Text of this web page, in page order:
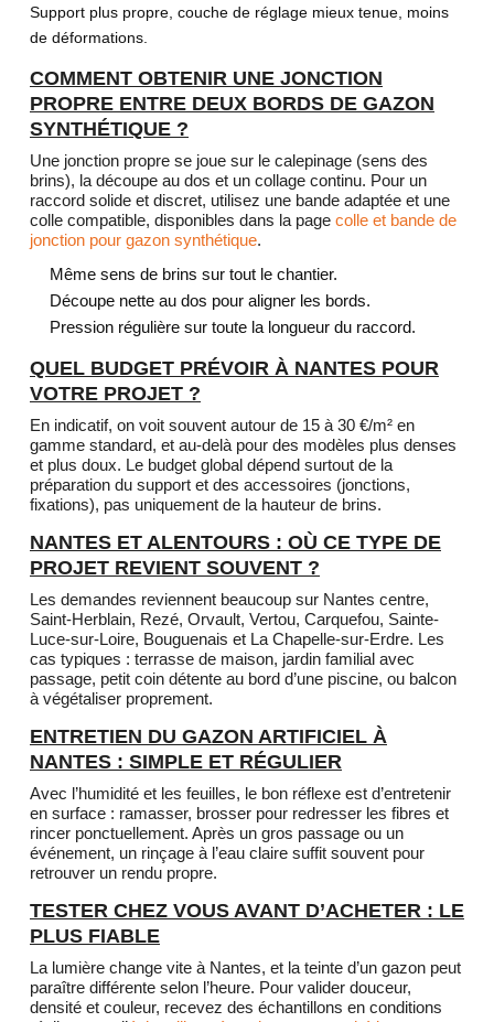
Support plus propre, couche de réglage mieux tenue, moins
de déformations.
COMMENT OBTENIR UNE JONCTION
PROPRE ENTRE DEUX BORDS DE GAZON
SYNTHÉTIQUE ?
Une jonction propre se joue sur le calepinage (sens des
brins), la découpe au dos et un collage continu. Pour un
raccord solide et discret, utilisez une bande adaptée et une
colle compatible, disponibles dans la page colle et bande de
jonction pour gazon synthétique.
Même sens de brins sur tout le chantier.
Découpe nette au dos pour aligner les bords.
Pression régulière sur toute la longueur du raccord.
QUEL BUDGET PRÉVOIR À NANTES POUR
VOTRE PROJET ?
En indicatif, on voit souvent autour de 15 à 30 €/m² en
gamme standard, et au-delà pour des modèles plus denses
et plus doux. Le budget global dépend surtout de la
préparation du support et des accessoires (jonctions,
fixations), pas uniquement de la hauteur de brins.
NANTES ET ALENTOURS : OÙ CE TYPE DE
PROJET REVIENT SOUVENT ?
Les demandes reviennent beaucoup sur Nantes centre,
Saint-Herblain, Rezé, Orvault, Vertou, Carquefou, Sainte-
Luce-sur-Loire, Bouguenais et La Chapelle-sur-Erdre. Les
cas typiques : terrasse de maison, jardin familial avec
passage, petit coin détente au bord d’une piscine, ou balcon
à végétaliser proprement.
ENTRETIEN DU GAZON ARTIFICIEL À
NANTES : SIMPLE ET RÉGULIER
Avec l’humidité et les feuilles, le bon réflexe est d’entretenir
en surface : ramasser, brosser pour redresser les fibres et
rincer ponctuellement. Après un gros passage ou un
événement, un rinçage à l’eau claire suffit souvent pour
retrouver un rendu propre.
TESTER CHEZ VOUS AVANT D’ACHETER : LE
PLUS FIABLE
La lumière change vite à Nantes, et la teinte d’un gazon peut
paraître différente selon l’heure. Pour valider douceur,
densité et couleur, recevez des échantillons en conditions